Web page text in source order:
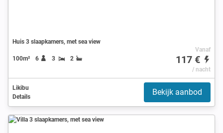
Huis 3 slaapkamers, met sea view
100m² 6 3 2
Vanaf
117 €
/ nacht
Likibu
Details
Bekijk aanbod